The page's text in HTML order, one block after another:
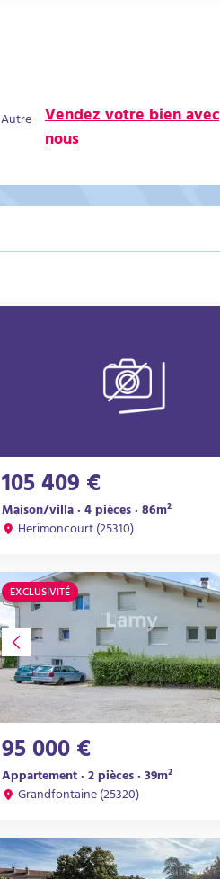
Autre Vendez votre bien avec
nous
105 409 €
Maison/villa · 4 pièces · 86m²
Herimoncourt (25310)
EXCLUSIVITÉ
95 000 €
Appartement · 2 pièces · 39m²
Grandfontaine (25320)